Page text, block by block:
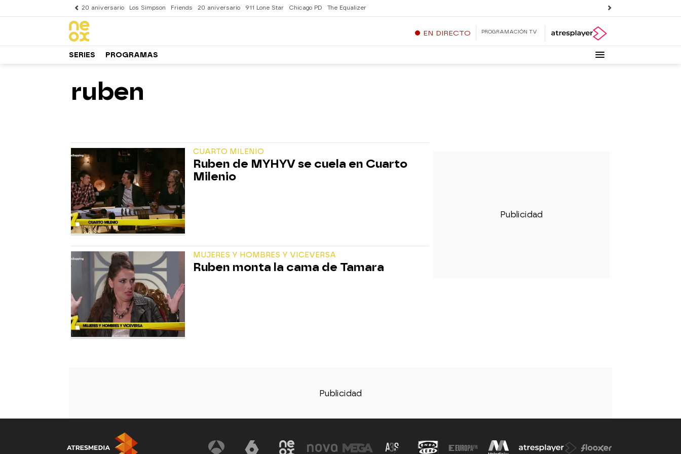
20 aniversario Los Simpson Friends 20 aniversario 911 Lone Star Chicago PD The Equalizer
EN DIRECTO PROGRAMACIÓN TV
SERIES PROGRAMAS
ruben
CUARTO MILENIO
Ruben de MYHYV se cuela en Cuarto
Milenio
MUJERES Y HOMBRES Y VICEVERSA
Ruben monta la cama de Tamara